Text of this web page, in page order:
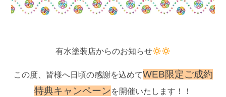
有水塗装店からのお知らせ
この度、皆様へ日頃の感謝を込めてWEB限定ご成約
特典キャンペーンを開催いたします！！